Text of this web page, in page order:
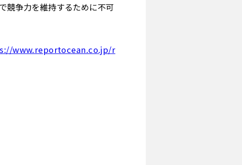
競争力を維持するために不可
www.reportocean.co.jp/r